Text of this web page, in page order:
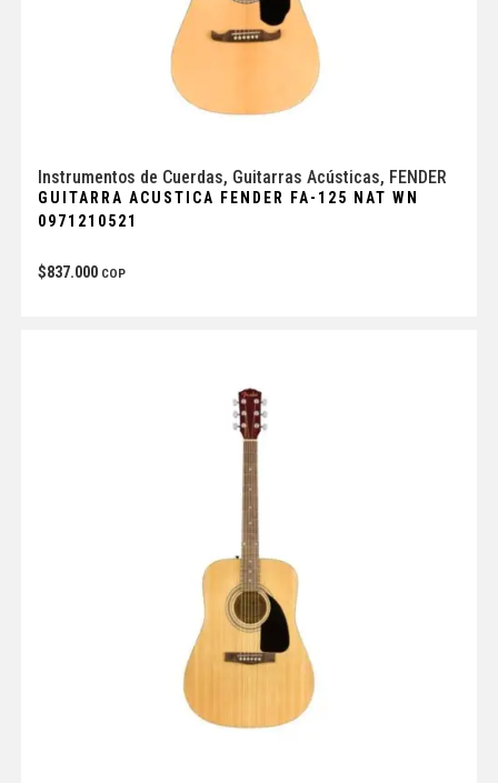
Instrumentos de Cuerdas, Guitarras Acústicas, FENDER
GUITARRA ACUSTICA FENDER FA-125 NAT WN
0971210521
$837.000 COP